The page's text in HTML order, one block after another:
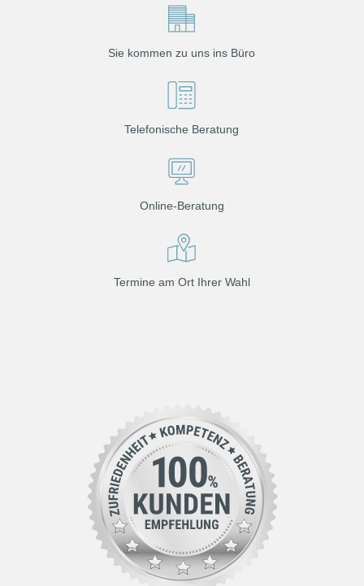
Sie kommen zu uns ins Büro
Telefonische Beratung
Online-Beratung
Termine am Ort Ihrer Wahl